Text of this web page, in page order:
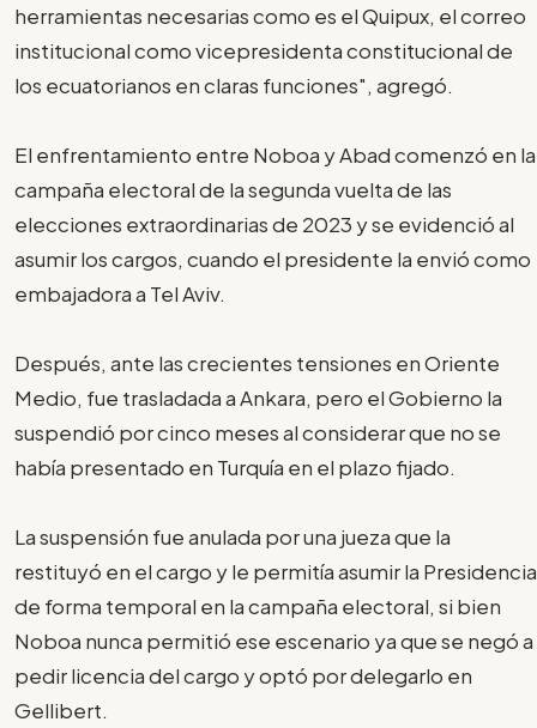
herramientas necesarias como es el Quipux, el correo
institucional como vicepresidenta constitucional de
los ecuatorianos en claras funciones", agregó.
El enfrentamiento entre Noboa y Abad comenzó en la
campaña electoral de la segunda vuelta de las
elecciones extraordinarias de 2023 y se evidenció al
asumir los cargos, cuando el presidente la envió como
embajadora a Tel Aviv.
Después, ante las crecientes tensiones en Oriente
Medio, fue trasladada a Ankara, pero el Gobierno la
suspendió por cinco meses al considerar que no se
había presentado en Turquía en el plazo fijado.
La suspensión fue anulada por una jueza que la
restituyó en el cargo y le permitía asumir la Presidencia
de forma temporal en la campaña electoral, si bien
Noboa nunca permitió ese escenario ya que se negó a
pedir licencia del cargo y optó por delegarlo en
Gellibert.